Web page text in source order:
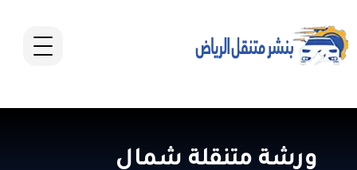
ورشة متنقلة شمال